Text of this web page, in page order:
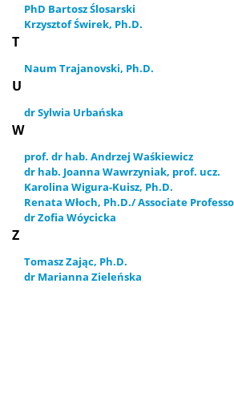
PhD Bartosz Ślosarski
Krzysztof Świrek, Ph.D.
T
Naum Trajanovski, Ph.D.
U
dr Sylwia Urbańska
W
prof. dr hab. Andrzej Waśkiewicz
dr hab. Joanna Wawrzyniak, prof. ucz.
Karolina Wigura-Kuisz, Ph.D.
Renata Włoch, Ph.D./ Associate
dr Zofia Wóycicka
Z
Tomasz Zając, Ph.D.
dr Marianna Zieleńska